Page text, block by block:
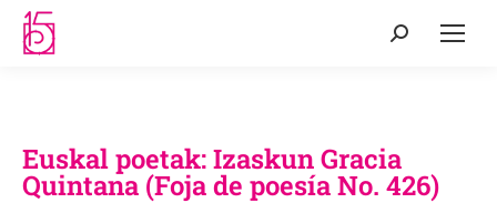
Euskal poetak: Izaskun Gracia
Quintana (Foja de poesía No. 426)